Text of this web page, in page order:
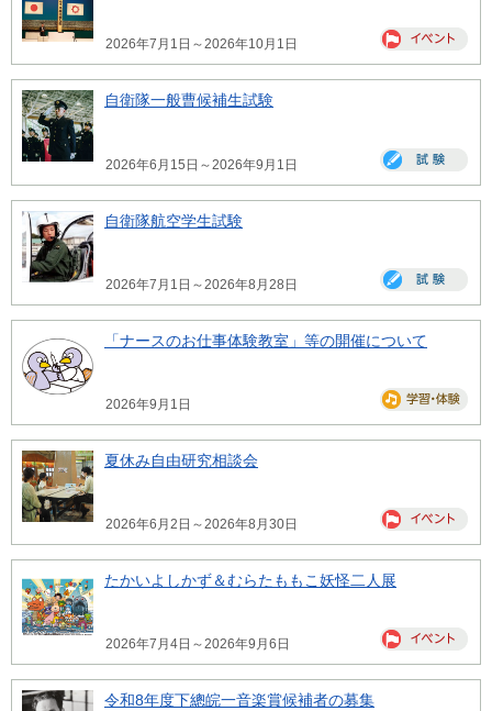
2026年7月1日～2026年10月1日
自衛隊一般曹候補生試験
2026年6月15日～2026年9月1日
自衛隊航空学生試験
2026年7月1日～2026年8月28日
「ナースのお仕事体験教室」等の開催について
2026年9月1日
夏休み自由研究相談会
2026年6月2日～2026年8月30日
たかいよしかず＆むらたももこ妖怪二人展
2026年7月4日～2026年9月6日
令和8年度下總皖一音楽賞候補者の募集